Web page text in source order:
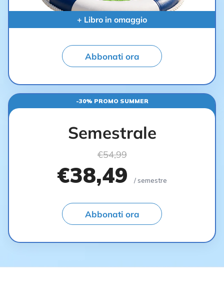
+ Libro in omaggio
Abbonati ora
-30% PROMO SUMMER
Semestrale
€54,99
€38,49 / semestre
Abbonati ora